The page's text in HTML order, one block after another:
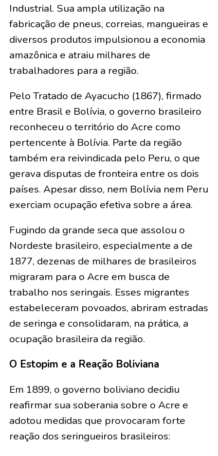
Industrial. Sua ampla utilização na
fabricação de pneus, correias, mangueiras e
diversos produtos impulsionou a economia
amazônica e atraiu milhares de
trabalhadores para a região.
Pelo Tratado de Ayacucho (1867), firmado
entre Brasil e Bolívia, o governo brasileiro
reconheceu o território do Acre como
pertencente à Bolívia. Parte da região
também era reivindicada pelo Peru, o que
gerava disputas de fronteira entre os dois
países. Apesar disso, nem Bolívia nem Peru
exerciam ocupação efetiva sobre a área.
Fugindo da grande seca que assolou o
Nordeste brasileiro, especialmente a de
1877, dezenas de milhares de brasileiros
migraram para o Acre em busca de
trabalho nos seringais. Esses migrantes
estabeleceram povoados, abriram estradas
de seringa e consolidaram, na prática, a
ocupação brasileira da região.
O Estopim e a Reação Boliviana
Em 1899, o governo boliviano decidiu
reafirmar sua soberania sobre o Acre e
adotou medidas que provocaram forte
reação dos seringueiros brasileiros: